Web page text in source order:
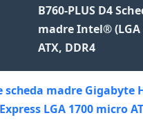
B760-PLUS D4
madre Intel® (LGA
ATX, DDR4
scheda madre Gigabyte
LGA 1700 micro